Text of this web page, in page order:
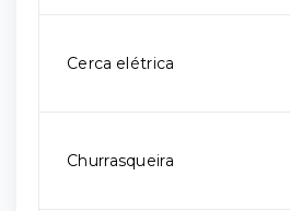
Cerca elétrica
Churrasqueira